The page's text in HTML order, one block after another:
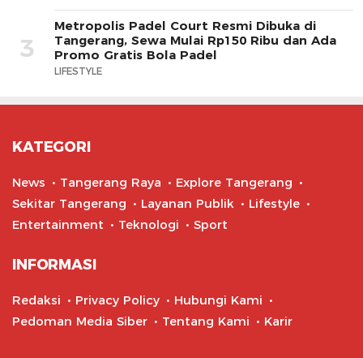
3
Metropolis Padel Court Resmi Dibuka di
Tangerang, Sewa Mulai Rp150 Ribu dan Ada
Promo Gratis Bola Padel
LIFESTYLE
KATEGORI
News Tangerang Raya
Explore Tangerang
Sekitar Tangerang
Layanan Publik
Lifestyle
Entertainment
Teknologi Sport
INFORMASI
Redaksi Privacy Policy
Hubungi Kami
Pedoman Media Siber
Tentang Kami Karir